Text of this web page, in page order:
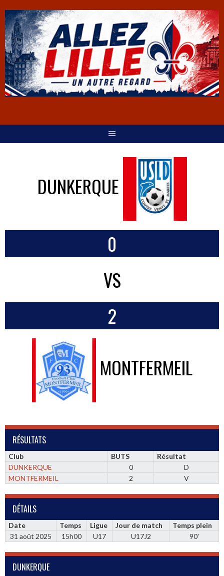
DUNKERQUE
0
VS
2
MONTFERMEIL
RÉSULTATS
Club BUTS
Résultat
DUNKERQUE
0
D
MONTFERMEIL
2 V
DÉTAILS
Date Temps Ligue Jour de match
Temps plein
31 août 2025
15h00 U17 U17J2 90'
DUNKERQUE